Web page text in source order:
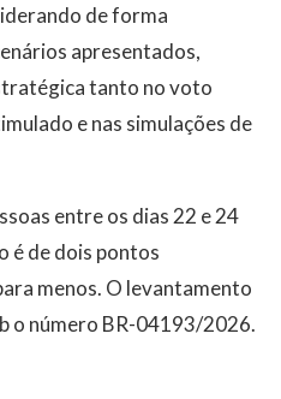
de forma
apresentados,
tanto no voto
e nas simulações de
entre os dias 22 e 24
é de dois pontos
menos. O levantamento
o número BR-04193/2026.